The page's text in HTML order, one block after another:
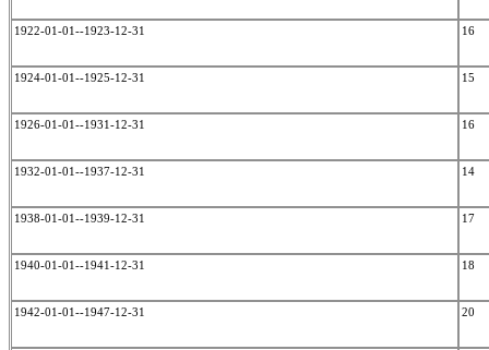
1922-01-01--1923-12-31 16
1924-01-01--1925-12-31 15
1926-01-01--1931-12-31 16
1932-01-01--1937-12-31 14
1938-01-01--1939-12-31 17
1940-01-01--1941-12-31 18
1942-01-01--1947-12-31 20